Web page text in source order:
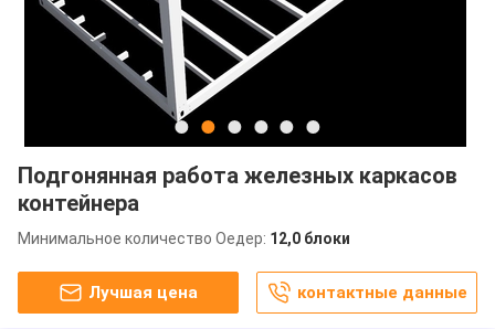
Подгонянная работа железных каркасов
контейнера
Минимальное количество Оедер: 12,0 блоки
Лучшая цена контактные данные